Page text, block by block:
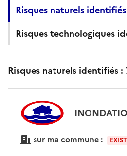
Risques naturels
Risques technologiques
Risques naturels identifiés :
sur ma commune :